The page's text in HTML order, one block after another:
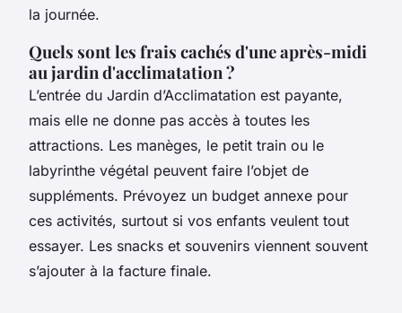
la journée.
Quels sont les frais cachés d'une après-midi
au jardin d'acclimatation ?
L’entrée du Jardin d’Acclimatation est payante,
mais elle ne donne pas accès à toutes les
attractions. Les manèges, le petit train ou le
labyrinthe végétal peuvent faire l’objet de
suppléments. Prévoyez un budget annexe pour
ces activités, surtout si vos enfants veulent tout
essayer. Les snacks et souvenirs viennent souvent
s’ajouter à la facture finale.